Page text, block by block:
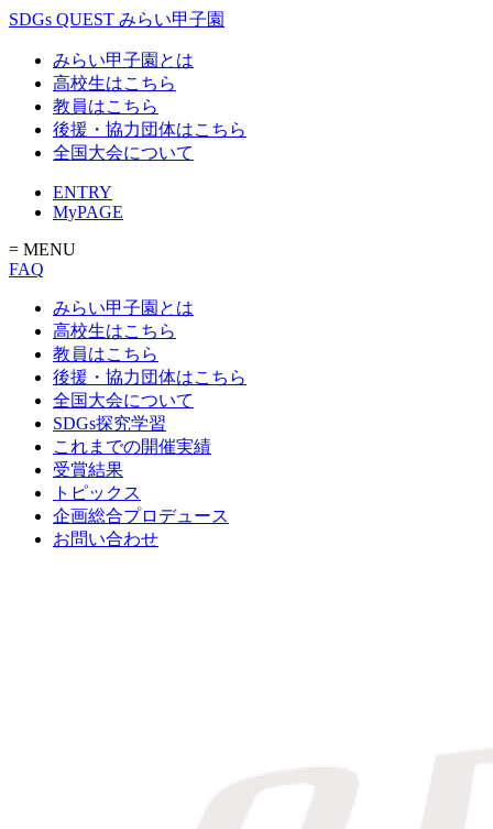
SDGs QUEST みらい甲子園
みらい甲子園とは
高校生はこちら
教員はこちら
後援・協力団体はこちら
全国大会について
ENTRY
MyPAGE
= MENU
FAQ
みらい甲子園とは
高校生はこちら
教員はこちら
後援・協力団体はこちら
全国大会について
SDGs探究学習
これまでの開催実績
受賞結果
トピックス
企画総合プロデュース
お問い合わせ